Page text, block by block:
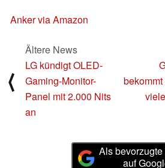
Anker via Amazon
⟨
Ältere News
LG kündigt OLED-
Gaming-Monitor-
Panel mit 2.000 Nits
an
Als
auf